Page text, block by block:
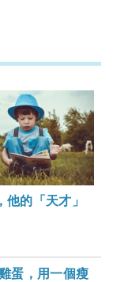
他的「天才」
蛋，用一個瘦